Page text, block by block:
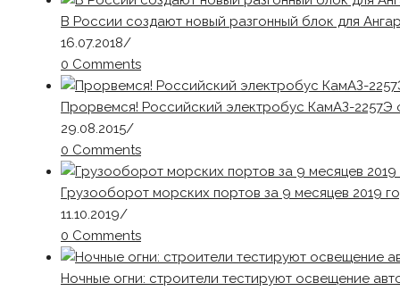
В России создают новый разгонный блок для
16.07.2018/
0 Comments
Прорвемся! Российский электробус КамАЗ-2257Э
29.08.2015/
0 Comments
Грузооборот морских портов за 9 месяцев 2019
11.10.2019/
0 Comments
Ночные огни: строители тестируют освещение